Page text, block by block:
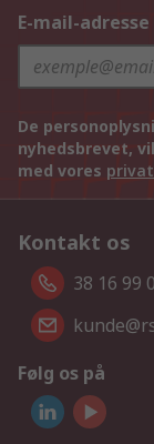
E-mail-adresse
De
nyhedsbrevet,
med vores
Kontakt os
38 16 99
Følg os på